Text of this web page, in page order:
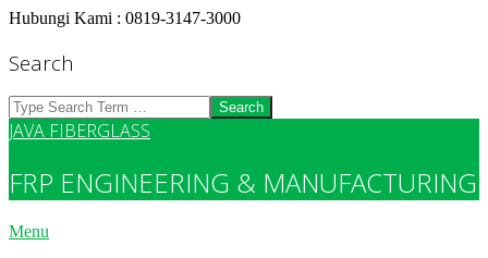
Skip
content
Hubungi Kami : 0819-3147-3000
Search
Search
JAVA FIBERGLASS
FRP ENGINEERING & MANUFACTURING
Primary
Menu